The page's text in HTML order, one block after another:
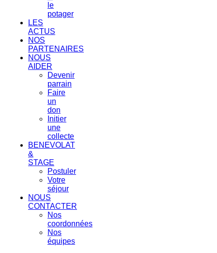
le
potager
LES
ACTUS
NOS
PARTENAIRES
NOUS
AIDER
Devenir
parrain
Faire
un
don
Initier
une
collecte
BENEVOLAT
&
STAGE
Postuler
Votre
séjour
NOUS
CONTACTER
Nos
coordonnées
Nos
équipes